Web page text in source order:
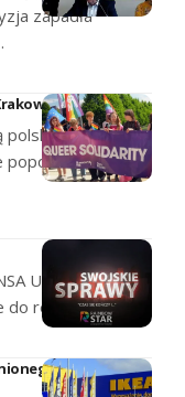
zapadła
polskiej
ulicami
Urzędowi Stanu
do rejestrów…